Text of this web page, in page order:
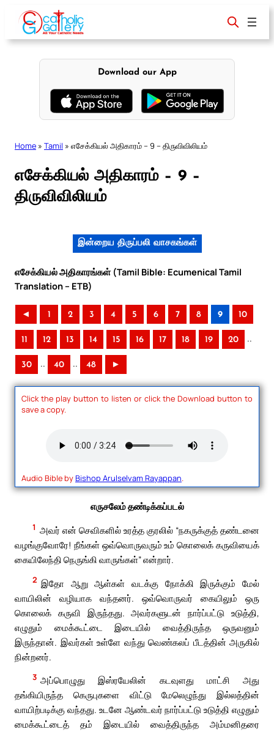
content
Download our App
Home » Tamil » எசேக்கியல் அதிகாரம் – 9 – திருவிவிலியம்
எசேக்கியல் அதிகாரம் – 9 –
திருவிவிலியம்
இன்றைய திருப்பலி வாசகங்கள்
எசேக்கியல் அதிகாரங்கள் (Tamil Bible: Ecumenical Tamil
Translation – ETB)
◄ 1 2 3 4 5 6 7 8 9 10
11 12 13 14 15 16 17 18 19 20 ..
30 .. 40 .. 48 ►
Click the play button to listen or click the Download button to
save a copy.
Audio Bible byBishop Arulselvam Rayappan.
எருசலேம் தண்டிக்கப்படல்
1 அவர் என் செவிகளில் உரத்த குரலில் “நகருக்குத் தண்டனை
வழங்குவோரே! நீங்கள் ஒவ்வொருவரும் உம் கொலைக் கருவியைக்
கையிலேந்தி நெருங்கி வாருங்கள்” என்றார்.
2 இதோ ஆறு ஆள்கள் வடக்கு நோக்கி இருக்கும் மேல்
வாயிலின் வழியாக வந்தனர். ஒவ்வொருவர் கையிலும் ஒரு
கொலைக் கருவி இருந்தது. அவர்களுடன் நார்ப்பட்டு உடுத்தி,
எழுதும் மைக்கூட்டை இடையில் வைத்திருந்த ஒருவனும்
இருந்தான். இவர்கள் உள்ளே வந்து வெண்கலப் பீடத்தின் அருகில்
நின்றனர்.
3 அப்பொழுது இஸ்ரயேலின் கடவுளது மாட்சி அது
தங்கியிருந்த கெருபுகளை விட்டு மேலெழுந்து இல்லத்தின்
வாயிற்படிக்கு வந்தது. உடனே ஆண்டவர் நார்ப்பட்டு உடுத்தி எழுதும்
மைக்கூட்டைத் தம் இடையில் வைத்திருந்த அம்மனிதரை